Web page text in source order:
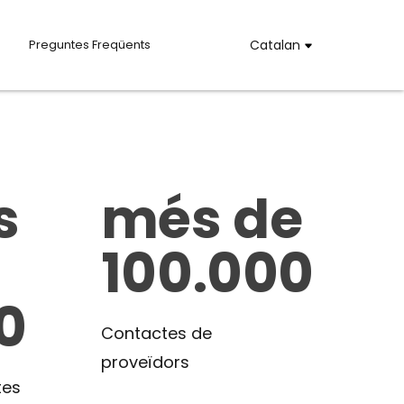
Preguntes Freqüents Catalan
més de
100.000
Contactes de
proveïdors